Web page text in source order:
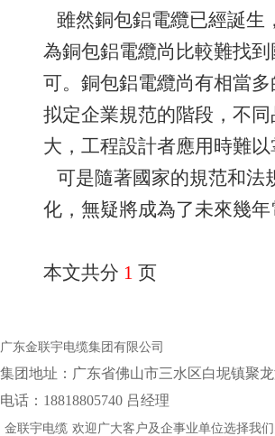
雖然銅包鋁電纜已經誕生
為銅包鋁電纜尚比較難找
可。銅包鋁電纜尚有相當
拟定企業規范的階段，不
大，工程設計者應用時難
可是隨著國家的規范和法
化，無疑將成為了未來幾
本文共分 1 页
广东金联宇电缆集团有限公司
集团地址：‌广东省佛山市三水区白坭镇聚
电话：18818805740 吕经理
金联宇电缆 欢迎广大客户及企事业单位选择我